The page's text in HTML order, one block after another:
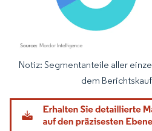
Bild © Mordor Intelligence.
Notiz: Segmentanteile aller
dem